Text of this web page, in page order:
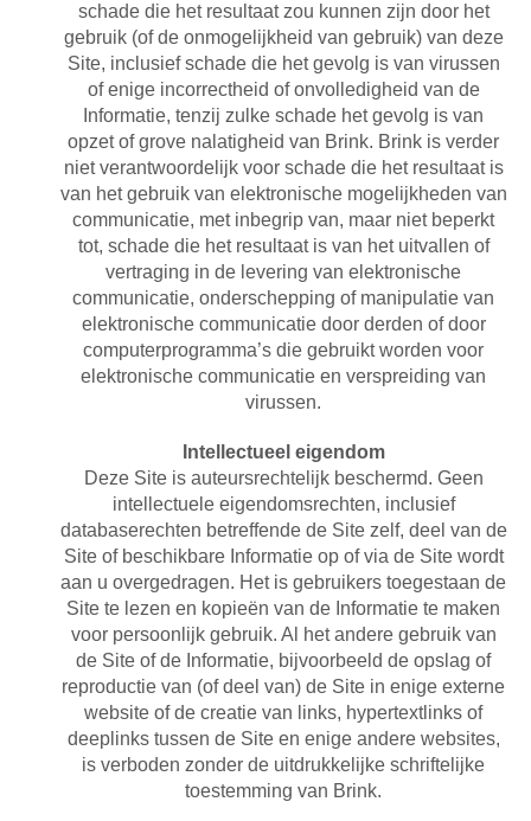
schade die het resultaat zou kunnen zijn door het
gebruik (of de onmogelijkheid van gebruik) van deze
Site, inclusief schade die het gevolg is van virussen
of enige incorrectheid of onvolledigheid van de
Informatie, tenzij zulke schade het gevolg is van
opzet of grove nalatigheid van Brink. Brink is verder
niet verantwoordelijk voor schade die het resultaat is
van het gebruik van elektronische mogelijkheden van
communicatie, met inbegrip van, maar niet beperkt
tot, schade die het resultaat is van het uitvallen of
vertraging in de levering van elektronische
communicatie, onderschepping of manipulatie van
elektronische communicatie door derden of door
computerprogramma’s die gebruikt worden voor
elektronische communicatie en verspreiding van
virussen.
Intellectueel eigendom
Deze Site is auteursrechtelijk beschermd. Geen
intellectuele eigendomsrechten, inclusief
databaserechten betreffende de Site zelf, deel van de
Site of beschikbare Informatie op of via de Site wordt
aan u overgedragen. Het is gebruikers toegestaan de
Site te lezen en kopieën van de Informatie te maken
voor persoonlijk gebruik. Al het andere gebruik van
de Site of de Informatie, bijvoorbeeld de opslag of
reproductie van (of deel van) de Site in enige externe
website of de creatie van links, hypertextlinks of
deeplinks tussen de Site en enige andere websites,
is verboden zonder de uitdrukkelijke schriftelijke
toestemming van Brink.